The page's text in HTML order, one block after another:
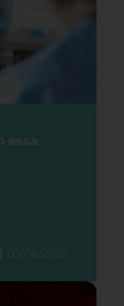
essa
03/08/2026